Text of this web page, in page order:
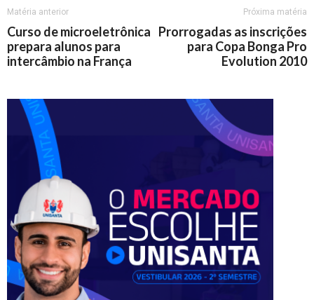
Matéria anterior
Curso de microeletrônica
prepara alunos para
intercâmbio na França
Próxima matéria
Prorrogadas as inscrições
para Copa Bonga Pro
Evolution 2010